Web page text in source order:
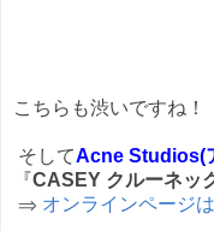
こちらも渋いですね！
そしてAcne Studios(
『CASEY クルーネッ
⇒ オンラインページ